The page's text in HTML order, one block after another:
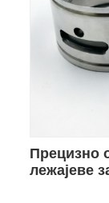
Прецизно
лежајеве